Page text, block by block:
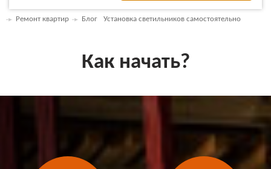
Ремонт квартир Блог Установка светильников самостоятельно
Как начать?